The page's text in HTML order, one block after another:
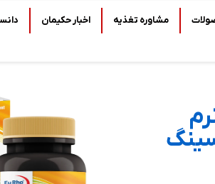
مشاوره تغذیه اخبار حکیمان